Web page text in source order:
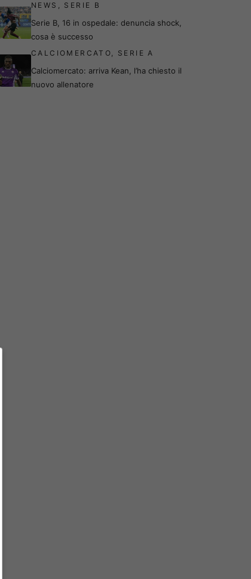
NEWS , SERIE B
Serie B, 16 in ospedale: denuncia shock,
cosa è successo
CALCIOMERCATO, SERIE A
Calciomercato: arriva Kean, l’ha chiesto il
nuovo allenatore